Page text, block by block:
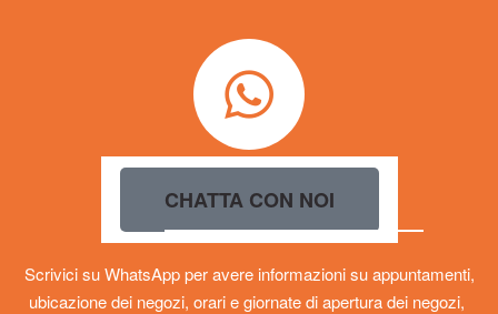
CHATTA CON NOI
Scrivici su WhatsApp per avere informazioni su appuntamenti,
ubicazione dei negozi, orari e giornate di apertura dei negozi,